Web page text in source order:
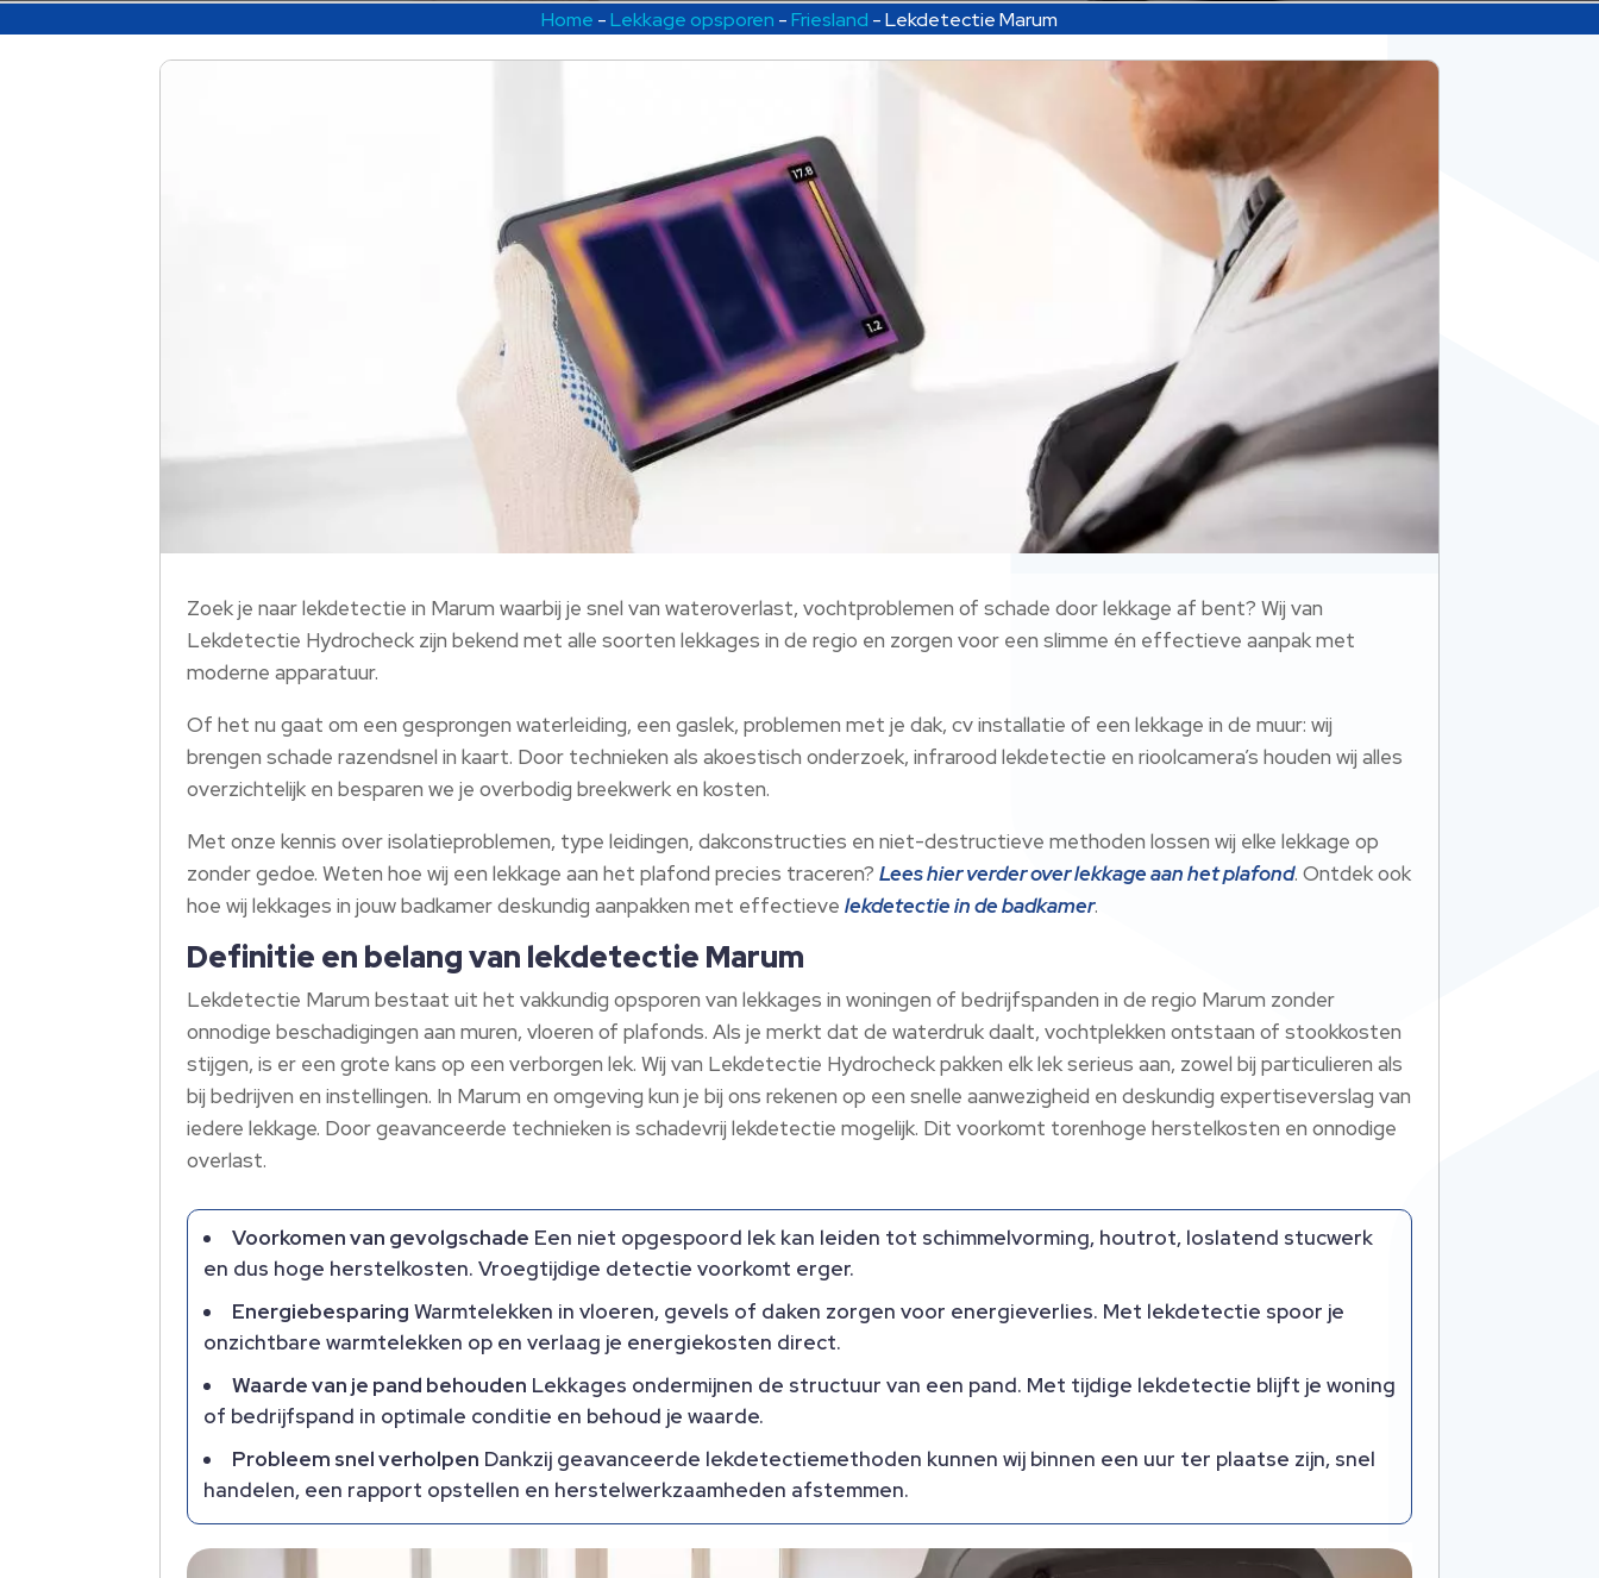
Home -Lekkage opsporen -Friesland -Lekdetectie Marum
Zoek je naar lekdetectie in Marum waarbij je snel van wateroverlast, vochtproblemen of schade door lekkage af bent? Wij van
Lekdetectie Hydrocheck zijn bekend met alle soorten lekkages in de regio en zorgen voor een slimme én effectieve aanpak met
moderne apparatuur.
Of het nu gaat om een gesprongen waterleiding, een gaslek, problemen met je dak, cv installatie of een lekkage in de muur: wij
brengen schade razendsnel in kaart. Door technieken als akoestisch onderzoek, infrarood lekdetectie en rioolcamera’s houden wij alles
overzichtelijk en besparen we je overbodig breekwerk en kosten.
Met onze kennis over isolatieproblemen, type leidingen, dakconstructies en niet-destructieve methoden lossen wij elke lekkage op
zonder gedoe. Weten hoe wij een lekkage aan het plafond precies traceren?Lees hier verder over lekkage aan het plafond. Ontdek ook
hoe wij lekkages in jouw badkamer deskundig aanpakken met effectievelekdetectie in de badkamer.
Definitie en belang van lekdetectie Marum
Lekdetectie Marum bestaat uit het vakkundig opsporen van lekkages in woningen of bedrijfspanden in de regio Marum zonder
onnodige beschadigingen aan muren, vloeren of plafonds. Als je merkt dat de waterdruk daalt, vochtplekken ontstaan of stookkosten
stijgen, is er een grote kans op een verborgen lek. Wij van Lekdetectie Hydrocheck pakken elk lek serieus aan, zowel bij particulieren als
bij bedrijven en instellingen. In Marum en omgeving kun je bij ons rekenen op een snelle aanwezigheid en deskundig expertiseverslag van
iedere lekkage. Door geavanceerde technieken is schadevrij lekdetectie mogelijk. Dit voorkomt torenhoge herstelkosten en onnodige
overlast.
Voorkomen van gevolgschade Een niet opgespoord lek kan leiden tot schimmelvorming, houtrot, loslatend stucwerk
en dus hoge herstelkosten. Vroegtijdige detectie voorkomt erger.
Energiebesparing Warmtelekken in vloeren, gevels of daken zorgen voor energieverlies. Met lekdetectie spoor je
onzichtbare warmtelekken op en verlaag je energiekosten direct.
Waarde van je pand behouden Lekkages ondermijnen de structuur van een pand. Met tijdige lekdetectie blijft je woning
of bedrijfspand in optimale conditie en behoud je waarde.
Probleem snel verholpen Dankzij geavanceerde lekdetectiemethoden kunnen wij binnen een uur ter plaatse zijn, snel
handelen, een rapport opstellen en herstelwerkzaamheden afstemmen.